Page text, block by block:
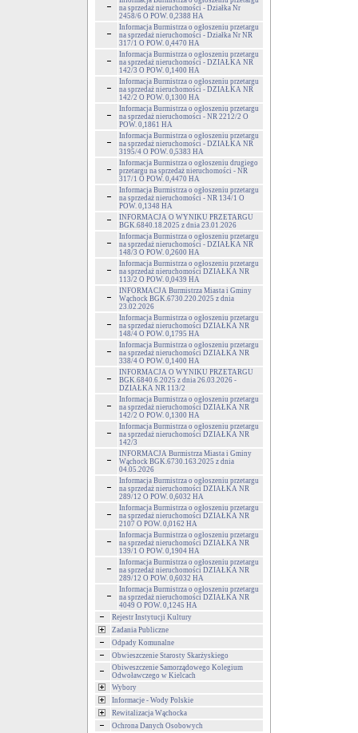
na sprzedaż nieruchomości - Działka Nr
2458/6 O POW. 0,2388 HA
Informacja Burmistrza o ogłoszeniu przetargu
na sprzedaż nieruchomości - Działka Nr NR
317/1 O POW. 0,4470 HA
Informacja Burmistrza o ogłoszeniu przetargu
na sprzedaż nieruchomości - DZIAŁKA NR
142/3 O POW. 0,1400 HA
Informacja Burmistrza o ogłoszeniu przetargu
na sprzedaż nieruchomości - DZIAŁKA NR
142/2 O POW. 0,1300 HA
Informacja Burmistrza o ogłoszeniu przetargu
na sprzedaż nieruchomości - NR 2212/2 O
POW. 0,1861 HA
Informacja Burmistrza o ogłoszeniu przetargu
na sprzedaż nieruchomości - DZIAŁKA NR
3195/4 O POW. 0,5383 HA
Informacja Burmistrza o ogłoszeniu drugiego
przetargu na sprzedaż nieruchomości - NR
317/1 O POW. 0,4470 HA
Informacja Burmistrza o ogłoszeniu przetargu
na sprzedaż nieruchomości - NR 134/1 O
POW. 0,1348 HA
INFORMACJA O WYNIKU PRZETARGU
BGK.6840.18.2025 z dnia 23.01.2026
Informacja Burmistrza o ogłoszeniu przetargu
na sprzedaż nieruchomości - DZIAŁKA NR
148/3 O POW. 0,2600 HA
Informacja Burmistrza o ogłoszeniu przetargu
na sprzedaż nieruchomości DZIAŁKA NR
113/2 O POW. 0,0439 HA
INFORMACJA Burmistrza Miasta i Gminy
Wąchock BGK.6730.220.2025 z dnia
23.02.2026
Informacja Burmistrza o ogłoszeniu przetargu
na sprzedaż nieruchomości DZIAŁKA NR
148/4 O POW. 0,1795 HA
Informacja Burmistrza o ogłoszeniu przetargu
na sprzedaż nieruchomości DZIAŁKA NR
338/4 O POW. 0,1400 HA
INFORMACJA O WYNIKU PRZETARGU
BGK.6840.6.2025 z dnia 26.03.2026 -
DZIAŁKA NR 113/2
Informacja Burmistrza o ogłoszeniu przetargu
na sprzedaż nieruchomości DZIAŁKA NR
142/2 O POW. 0,1300 HA
Informacja Burmistrza o ogłoszeniu przetargu
na sprzedaż nieruchomości DZIAŁKA NR
142/3
INFORMACJA Burmistrza Miasta i Gminy
Wąchock BGK.6730.163.2025 z dnia
04.05.2026
Informacja Burmistrza o ogłoszeniu przetargu
na sprzedaż nieruchomości DZIAŁKA NR
289/12 O POW. 0,6032 HA
Informacja Burmistrza o ogłoszeniu przetargu
na sprzedaż nieruchomości DZIAŁKA NR
2107 O POW. 0,0162 HA
Informacja Burmistrza o ogłoszeniu przetargu
na sprzedaż nieruchomości DZIAŁKA NR
139/1 O POW. 0,1904 HA
Informacja Burmistrza o ogłoszeniu przetargu
na sprzedaż nieruchomości DZIAŁKA NR
289/12 O POW. 0,6032 HA
Informacja Burmistrza o ogłoszeniu przetargu
na sprzedaż nieruchomości DZIAŁKA NR
4049 O POW. 0,1245 HA
Rejestr Instytucji Kultury
Zadania Publiczne
Odpady Komunalne
Obwieszczenie Starosty Skarżyskiego
Obiweszczenie Samorządowego Kolegium
Odwoławczego w Kielcach
Wybory
Informacje - Wody Polskie
Rewitalizacja Wąchocka
Ochrona Danych Osobowych